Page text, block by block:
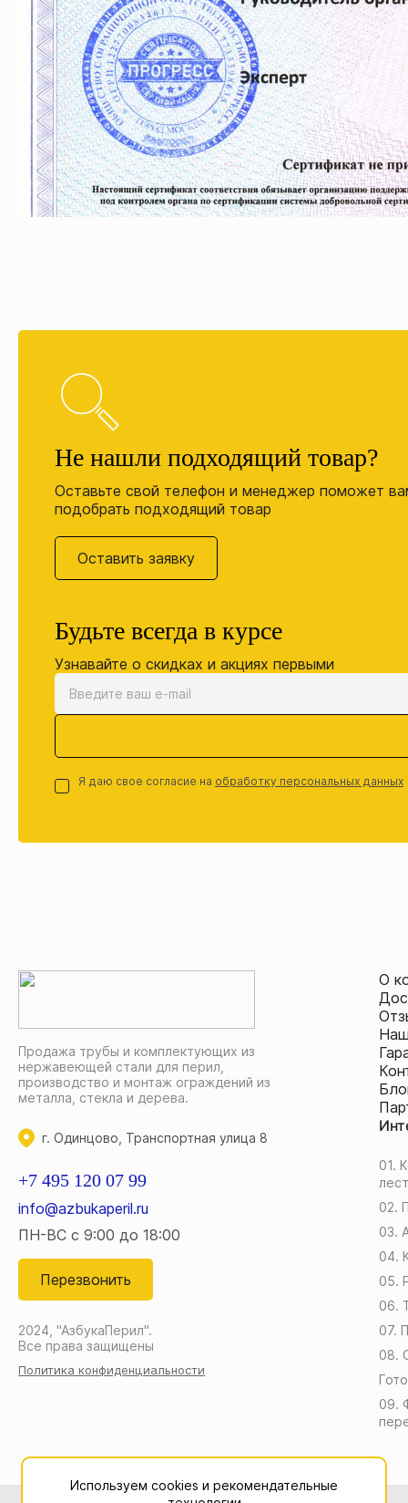
Не нашли подходящий товар?
Оставьте свой телефон и менеджер поможет
подобрать подходящий товар
Оставить заявку
Будьте всегда в курсе
Узнавайте о скидках и акциях первыми
Я даю свое согласие на обработку персональных данных
Продажа трубы и комплектующих из
нержавеющей стали для перил,
производство и монтаж ограждений из
металла, стекла и дерева.
г. Одинцово, Транспортная улица 8
+7 495 120 07 99
info@azbukaperil.ru
ПН-ВС с 9:00 до 18:00
Перезвонить
2024, "АзбукаПерил".
Все права защищены
Политика конфиденциальности
О
01.
02.
03.
04.
05.
06.
07.
08.
09.
Используем cookies и рекомендательные